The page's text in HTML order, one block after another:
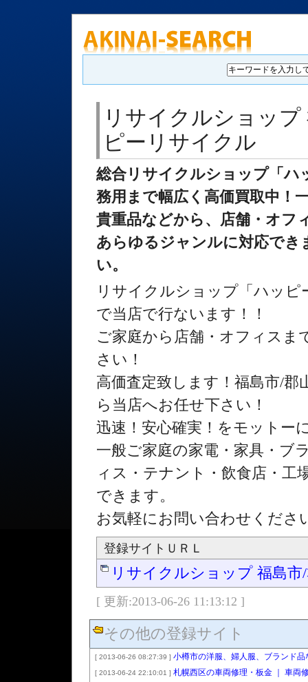
リサイクルショッ
ピーリサイクル
総合リサイクルショップ「ハ
務用まで幅広く高価買取中！
貴重品などから、店舗・オフ
あらゆるジャンルに対応でき
い。
リサイクルショップ「ハッ
で当店で行ないます！！
ご家庭から店舗・オフィスま
さい！
高価査定致します！福島市/
ら当店へお任せ下さい！
迅速！安心確実！をモットー
一般ご家庭の家電・家具・ブ
ィス・テナント・飲食店・
できます。
お気軽にお問い合わせくださ
登録サイトＵＲＬ
リサイクルショップ 福島
[ 更新:2013-06-26 11:13:12 ]
その他の登録サイト
[ 2013-06-26 08:27:39 ] 小樽市の洋服、婦人服、ブランド
[ 2013-06-24 22:10:01 ] 札幌西区の車両修理・板金 ｜ 車両